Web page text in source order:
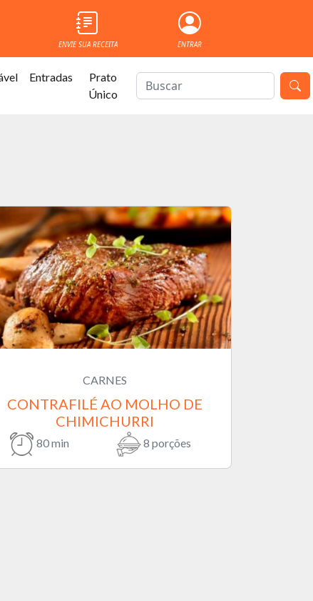
ENVIE SUA RECEITA ENTRAR
Entradas
Prato
Único
CARNES
CONTRAFILÉ AO MOLHO DE
CHIMICHURRI
80 min 8 porções